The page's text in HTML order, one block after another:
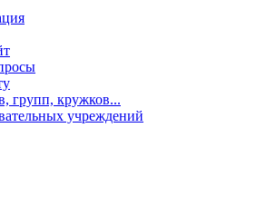
групп, кружков...
учреждений